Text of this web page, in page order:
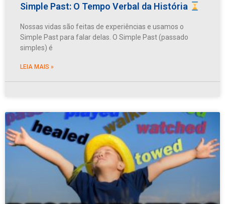
Simple Past: O Tempo Verbal da História
Nossas vidas são feitas de experiências e usamos o
Simple Past para falar delas. O Simple Past (passado
simples) é
LEIA MAIS »